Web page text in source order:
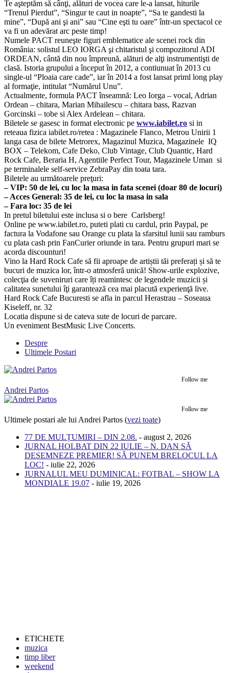
Te aşteptăm să cânţi, alături de vocea care le-a lansat, hiturile
“Trenul Pierdut”, “Singur te caut in noapte”, “Sa te gandesti la
mine”, “După ani şi ani” sau “Cine eşti tu oare” într-un spectacol ce
va fi un adevărat arc peste timp!
Numele PACT reuneşte figuri emblematice ale scenei rock din
România: solistul LEO IORGA şi chitaristul şi compozitorul ADI
ORDEAN, cântă din nou împreună, alături de alţi instrumentişti de
clasă. Istoria grupului a început în 2012, a contiunuat în 2013 cu
single-ul “Ploaia care cade”, iar în 2014 a fost lansat priml long play
al formaţie, intitulat “Numărul Unu”.
Actualmente, formula PACT înseamnă: Leo Iorga – vocal, Adrian
Ordean – chitara, Marian Mihailescu – chitara bass, Razvan
Gorcinski – tobe si Alex Ardelean – chitara.
Biletele se gasesc in format electronic pe www.iabilet.ro si in
reteaua fizica iabilet.ro/retea : Magazinele Flanco, Metrou Unirii 1
langa casa de bilete Metrorex, Magazinul Muzica, Magazinele IQ
BOX – Telekom, Cafe Deko, Club Vintage, Club Quantic, Hard
Rock Cafe, Beraria H, Agentiile Perfect Tour, Magazinele Uman si
pe terminalele self-service ZebraPay din toata tara.
Biletele au următoarele preţuri:
– VIP: 50 de lei, cu loc la masa in fata scenei (doar 80 de locuri)
– Acces General: 35 de lei, cu loc la masa in sala
– Fara loc: 35 de lei
In pretul biletului este inclusa si o bere Carlsberg!
Online pe www.iabilet.ro, puteti plati cu cardul, prin Paypal, pe
factura la Vodafone sau Orange cu plata la sfarsitul lunii sau ramburs
cu plata cash prin FanCurier oriunde in tara. Pentru grupuri mari se
acorda discounturi!
Vino la Hard Rock Cafe să fii aproape de artiștii tăi preferați și să te
bucuri de muzica lor, într-o atmosferă unică! Show-urile explozive,
colecţia de suveniruri care îți reamintesc de legendele muzicii și
calitatea sunetului îţi garantează cea mai placută experienţă live.
Hard Rock Cafe Bucuresti se afla in parcul Herastrau – Soseaua
Kiseleff, nr. 32
Locatia dispune si de cateva sute de locuri de parcare.
Un eveniment BestMusic Live Concerts.
Despre
Ultimele Postari
Follow me
Andrei Partos
Follow me
Ultimele postari ale lui Andrei Partos (vezi toate)
77 DE MULȚUMIRI – DIN 2.08. - august 2, 2026
JURNAL HOLBAT DIN 22 IULIE – N. DAN SĂ
DESEMNEZE PREMIER! SĂ PUNEM BRELOCUL LA
LOC! - iulie 22, 2026
JURNALUL MEU DUMINICAL: FOTBAL – SHOW LA
MONDIALE 19.07 - iulie 19, 2026
ETICHETE
muzica
timp liber
weekend